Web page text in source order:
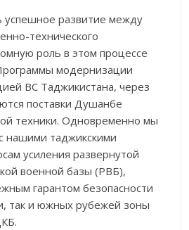
успешное развитие между
технического
роль в этом процессе
модернизации
ВС Таджикистана, через
поставки Душанбе
техники. Одновременно мы
нашими таджикскими
усиления развернутой
военной базы (РВБ),
гарантом безопасности
так и южных рубежей зоны